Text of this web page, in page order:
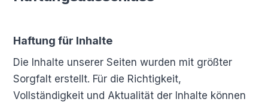
Haftung für Inhalte
Die Inhalte unserer Seiten wurden mit größter
Sorgfalt erstellt. Für die Richtigkeit,
Vollständigkeit und Aktualität der Inhalte können